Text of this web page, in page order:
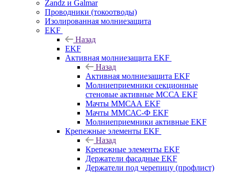
Zandz и Galmar
Проводники (токоотводы)
Изолированная молниезащита
EKF
Назад
EKF
Активная молниезащита EKF
Назад
Активная молниезащита EKF
Молниеприемники секционные
стеновые активные МССА EKF
Мачты ММСАА EKF
Мачты ММСАС-Ф EKF
Молниеприемники активные EKF
Крепежные элементы EKF
Назад
Крепежные элементы EKF
Держатели фасадные EKF
Держатели под черепицу (профлист)